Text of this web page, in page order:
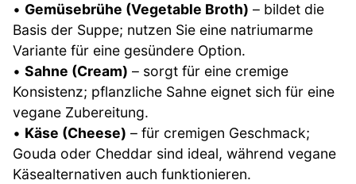
• Gemüsebrühe (Vegetable Broth) – bildet die
Basis der Suppe; nutzen Sie eine natriumarme
Variante für eine gesündere Option.
• Sahne (Cream) – sorgt für eine cremige
Konsistenz; pflanzliche Sahne eignet sich für eine
vegane Zubereitung.
• Käse (Cheese) – für cremigen Geschmack;
Gouda oder Cheddar sind ideal, während vegane
Käsealternativen auch funktionieren.